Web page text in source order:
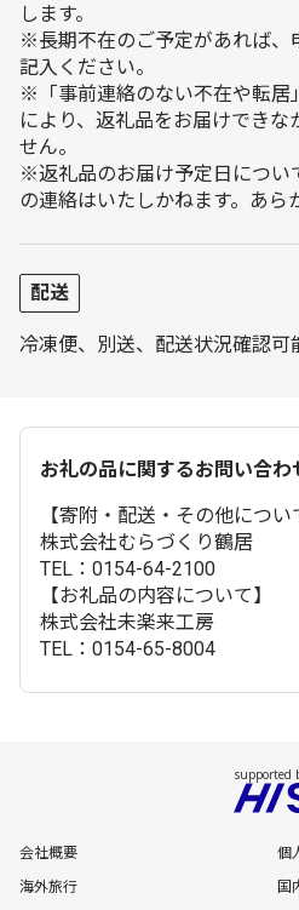
します。
※長期不在のご予定があれば、
記入ください。
※「事前連絡のない不在や転居
により、返礼品をお届けできな
せん。
※返礼品のお届け予定日につい
の連絡はいたしかねます。あら
配送
冷凍便、別送、配送状況確認可
お礼の品に関するお問い合わ
【寄附・配送・その他につい
株式会社むらづくり鶴居
TEL：0154-64-2100
【お礼品の内容について】
株式会社未楽来工房
TEL：0154-65-8004
会社概要
個
海外旅行
国